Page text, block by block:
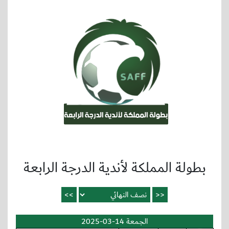
بطولة المملكة لأندية الدرجة الرابعة
الجمعة 14-03-2025